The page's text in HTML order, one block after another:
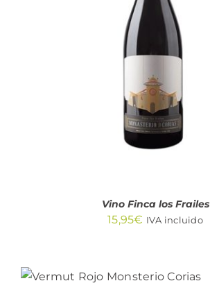
AÑADIR AL CARRITO
Vino Finca los Frailes
15,95€ IVA incluido
/